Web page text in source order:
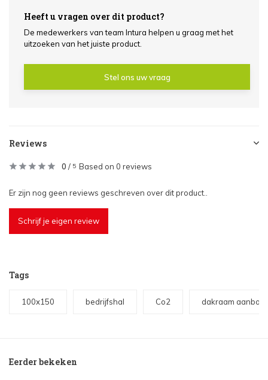
Heeft u vragen over dit product?
De medewerkers van team Intura helpen u graag met het
uitzoeken van het juiste product.
Stel ons uw vraag
Reviews
0 / 5 Based on 0 reviews
Er zijn nog geen reviews geschreven over dit product..
Schrijf je eigen review
Tags
100x150 bedrijfshal Co2 dakraam
Eerder bekeken